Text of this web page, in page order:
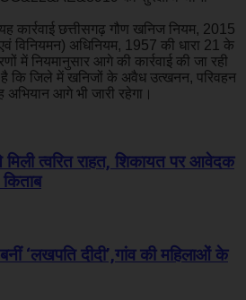
कार्रवाई छत्तीसगढ़ गौण खनिज नियम, 2015
विनियमन) अधिनियम, 1957 की धारा 21 के
में नियमानुसार आगे की कार्रवाई की जा रही
कि जिले में खनिजों के अवैध उत्खनन, परिवहन
अभियान आगे भी जारी रहेगा।
त्वरित राहत, शिकायत पर आवेदक
‘लखपति दीदी’,गांव की महिलाओं के